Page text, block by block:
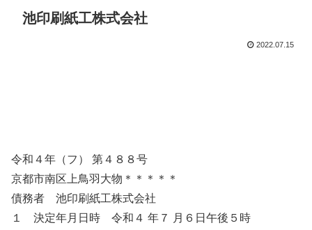
池印刷紙工株式会社
2022.07.15
令和４年（フ） 第４８８号
京都市南区上鳥羽大物＊＊＊＊＊
債務者 池印刷紙工株式会社
１ 決定年月日時 令和４ 年７ 月６日午後５時